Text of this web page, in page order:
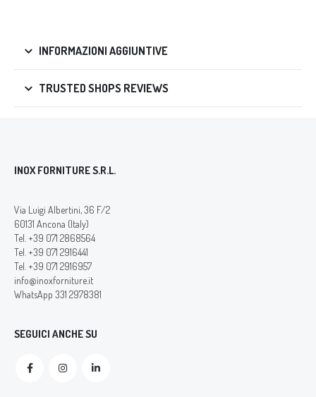
INFORMAZIONI AGGIUNTIVE
TRUSTED SHOPS REVIEWS
INOX FORNITURE S.R.L.
Via Luigi Albertini, 36 F/2
60131 Ancona (Italy)
Tel. +39 071 2868564
Tel. +39 071 2916441
Tel. +39 071 2916957
info@inoxforniture.it
WhatsApp 331 2978381
SEGUICI ANCHE SU